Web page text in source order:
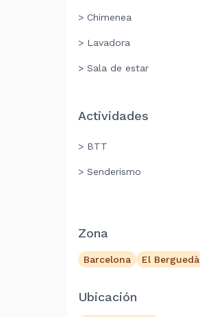
> Chimenea
> Lavadora
> Sala de estar
Actividades
> BTT
> Senderismo
Zona
Barcelona El Berguedà
Ubicación